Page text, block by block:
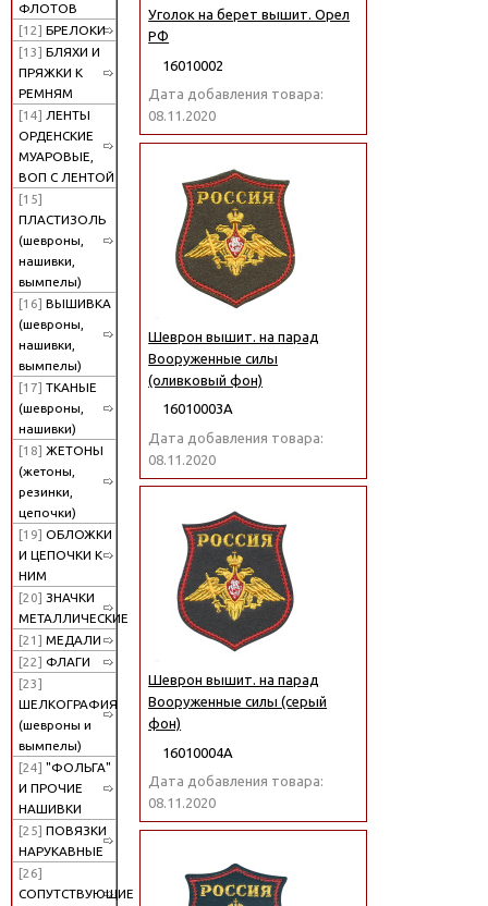
ФЛОТОВ
[12] БРЕЛОКИ
[13] БЛЯХИ И
ПРЯЖКИ К
РЕМНЯМ
[14] ЛЕНТЫ
ОРДЕНСКИЕ
МУАРОВЫЕ,
ВОП С ЛЕНТОЙ
[15]
ПЛАСТИЗОЛЬ
(шевроны,
нашивки,
вымпелы)
[16] ВЫШИВКА
(шевроны,
нашивки,
вымпелы)
[17] ТКАНЫЕ
(шевроны,
нашивки)
[18] ЖЕТОНЫ
(жетоны,
резинки,
цепочки)
[19] ОБЛОЖКИ
И ЦЕПОЧКИ К
НИМ
[20] ЗНАЧКИ
МЕТАЛЛИЧЕСКИЕ
[21] МЕДАЛИ
[22] ФЛАГИ
[23]
ШЕЛКОГРАФИЯ
(шевроны и
вымпелы)
[24] "ФОЛЬГА"
И ПРОЧИЕ
НАШИВКИ
[25] ПОВЯЗКИ
НАРУКАВНЫЕ
[26]
СОПУТСТВУЮЩИЕ
Уголок на берет вышит. Орел
РФ
16010002
Дата добавления товара:
08.11.2020
Шеврон вышит. на парад
Вооруженные силы
(оливковый фон)
16010003А
Дата добавления товара:
08.11.2020
Шеврон вышит. на парад
Вооруженные силы (серый
фон)
16010004А
Дата добавления товара:
08.11.2020